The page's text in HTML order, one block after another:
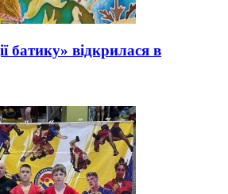
батику» відкрилася в